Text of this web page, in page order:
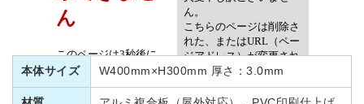
本体サイズ W400mm×H300mm 厚さ：3.0mm